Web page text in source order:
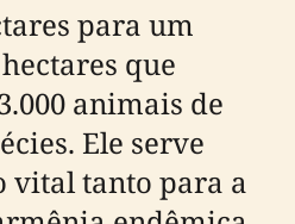
para um
que
animais de
Ele serve
vital tanto para a